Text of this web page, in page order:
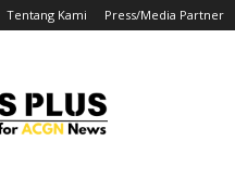
Tentang Kami Press/Media Partner